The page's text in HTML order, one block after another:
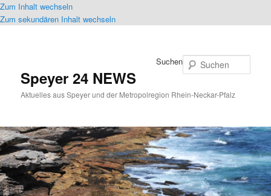
Zum Inhalt wechseln
Zum sekundären Inhalt wechseln
Speyer 24 NEWS
Aktuelles aus Speyer und der Metropolregion Rhein-Neckar-Pfalz
Suchen